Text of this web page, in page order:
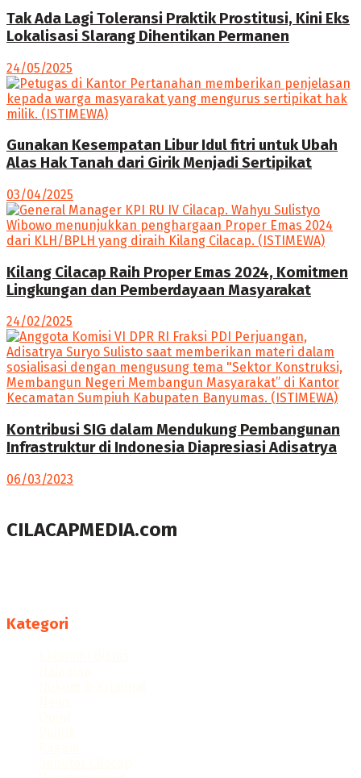
Tak Ada Lagi Toleransi Praktik Prostitusi, Kini Eks
Lokalisasi Slarang Dihentikan Permanen
24/05/2025
Gunakan Kesempatan Libur Idul fitri untuk Ubah
Alas Hak Tanah dari Girik Menjadi Sertipikat
03/04/2025
Kilang Cilacap Raih Proper Emas 2024, Komitmen
Lingkungan dan Pemberdayaan Masyarakat
24/02/2025
Kontribusi SIG dalam Mendukung Pembangunan
Infrastruktur di Indonesia Diapresiasi Adisatrya
06/03/2023
CILACAPMEDIA.com
Kategori